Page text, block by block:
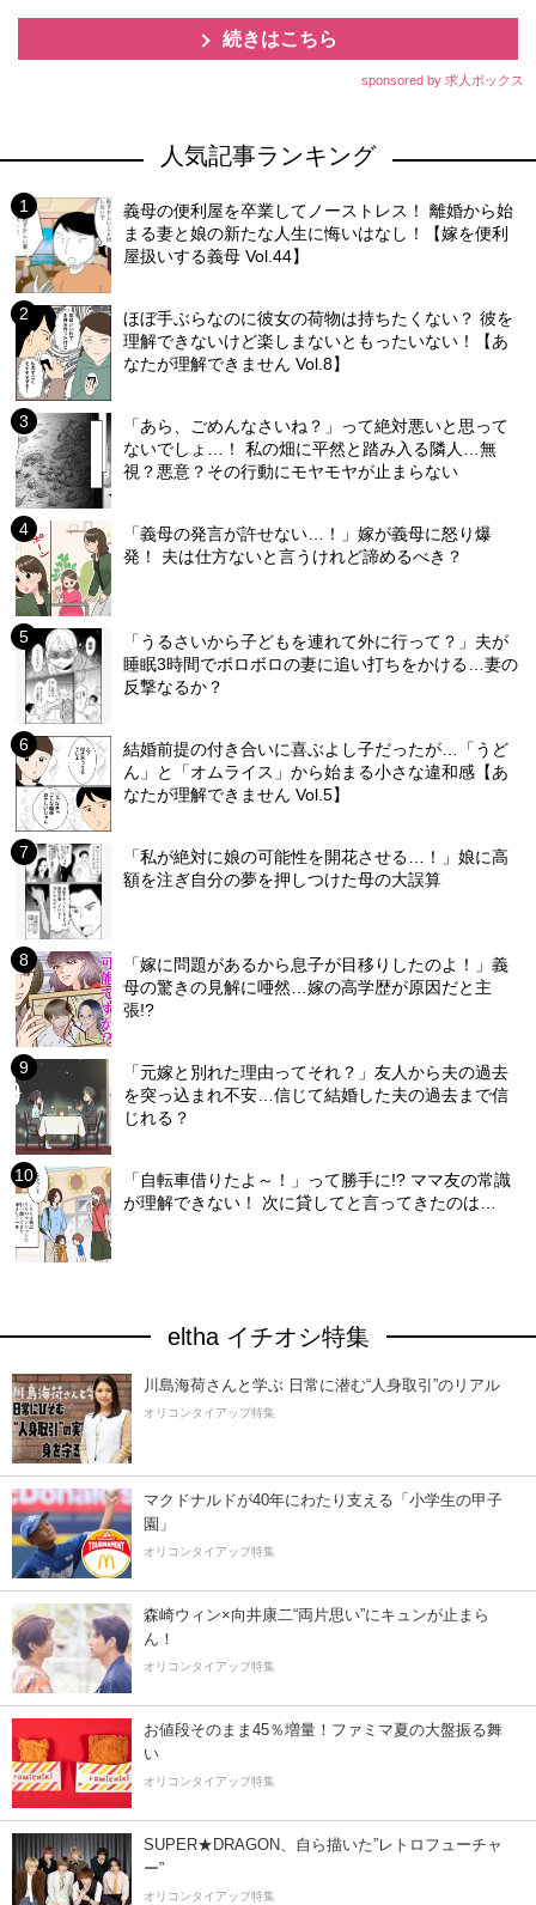
続きはこちら
sponsored by 求人ボックス
人気記事ランキング
義母の便利屋を卒業してノーストレス！ 離婚から始
まる妻と娘の新たな人生に悔いはなし！【嫁を便利
屋扱いする義母 Vol.44】
ほぼ手ぶらなのに彼女の荷物は持ちたくない？ 彼を
理解できないけど楽しまないともったいない！【あ
なたが理解できません Vol.8】
「あら、ごめんなさいね？」って絶対悪いと思って
ないでしょ…！ 私の畑に平然と踏み入る隣人…無
視？悪意？その行動にモヤモヤが止まらない
「義母の発言が許せない…！」嫁が義母に怒り爆
発！ 夫は仕方ないと言うけれど諦めるべき？
「うるさいから子どもを連れて外に行って？」夫が
睡眠3時間でボロボロの妻に追い打ちをかける…妻の
反撃なるか？
結婚前提の付き合いに喜ぶよし子だったが…「うど
ん」と「オムライス」から始まる小さな違和感【あ
なたが理解できません Vol.5】
「私が絶対に娘の可能性を開花させる…！」娘に高
額を注ぎ自分の夢を押しつけた母の大誤算
「嫁に問題があるから息子が目移りしたのよ！」義
母の驚きの見解に唖然…嫁の高学歴が原因だと主
張!?
「元嫁と別れた理由ってそれ？」友人から夫の過去
を突っ込まれ不安…信じて結婚した夫の過去まで信
じれる？
「自転車借りたよ～！」って勝手に!? ママ友の常識
が理解できない！ 次に貸してと言ってきたのは…
eltha イチオシ特集
川島海荷さんと学ぶ 日常に潜む“人身取引”のリアル
オリコンタイアップ特集
マクドナルドが40年にわたり支える「小学生の甲子
園」
オリコンタイアップ特集
森崎ウィン×向井康二“両片思い”にキュンが止まら
ん！
オリコンタイアップ特集
お値段そのまま45％増量！ファミマ夏の大盤振る舞
い
オリコンタイアップ特集
SUPER★DRAGON、自ら描いた”レトロフューチャ
ー”
オリコンタイアップ特集